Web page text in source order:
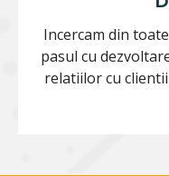
Incercam din
pasul cu
relatiilor cu